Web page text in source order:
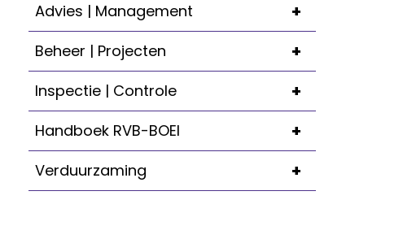
+
Advies | Management
+
Beheer | Projecten
+
Inspectie | Controle
+
Handboek RVB-BOEI
+
Verduurzaming